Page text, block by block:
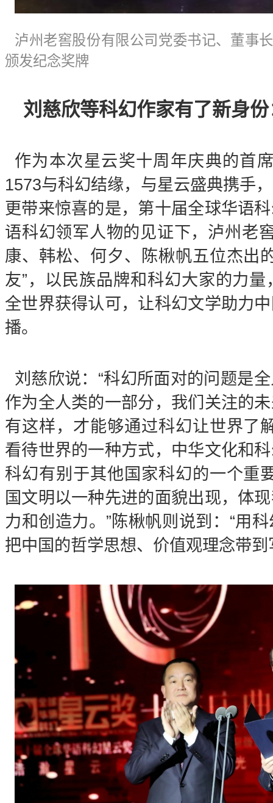
泸州老窖股份有限公司党委书记、董事
颁发纪念奖牌
刘慈欣等科幻作家有了新身
作为本次星云奖十周年庆典的首
1573与科幻结缘，与星云盛典携手
更带来惊喜的是，第⼗届全球华语
语科幻领军人物的见证下，泸州老
康、韩松、何夕、陈楸帆五位杰出
友”，以民族品牌和科幻大家的力
全世界获得认可，让科幻文学助力
播。
刘慈欣说：“科幻所面对的问题是
作为全人类的一部分，我们关注的
有这样，才能够通过科幻让世界了
看待世界的一种方式，中华文化和
科幻有别于其他国家科幻的一个重
国文明以一种先进的面貌出现，体
力和创造力。”陈楸帆则说到：“用
把中国的哲学思想、价值观理念带到